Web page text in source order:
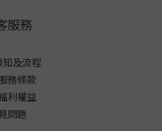
服務
知及流程
務條款
利權益
問題